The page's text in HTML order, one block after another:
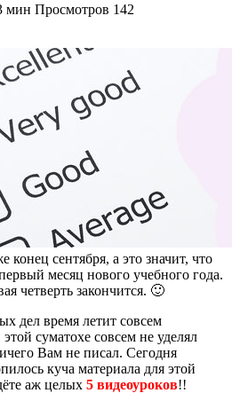
мин Просмотров 142
конец сентября, а это значит, что
месяц нового учебного года.
четверть закончится. 🙂
дел время летит совсем
суматохе совсем не уделял
Вам не писал. Сегодня
куча материала для этой
аж целых 5 видеоуроков!!